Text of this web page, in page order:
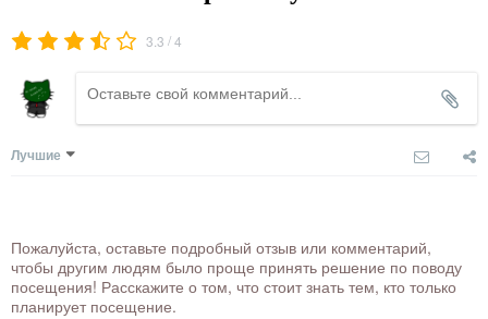
3.3 /4
Лучшие
Пожалуйста, оставьте подробный отзыв или комментарий,
чтобы другим людям было проще принять решение по поводу
посещения! Расскажите о том, что стоит знать тем, кто только
планирует посещение.